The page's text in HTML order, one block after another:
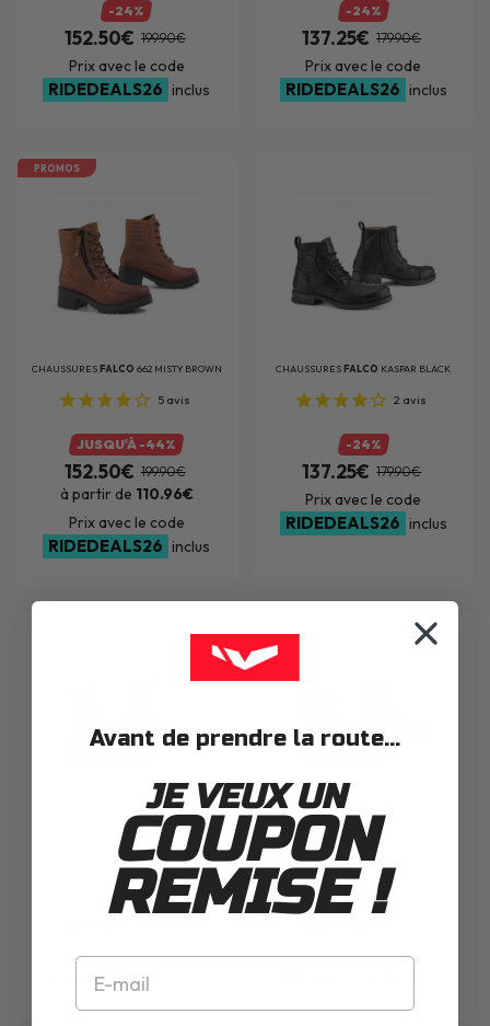
-24%
152.50€ 199.90€
Prix avec le code
RIDEDEALS26 inclus
-24%
137.25€ 179.90€
Prix avec le code
RIDEDEALS26 inclus
PROMOS
CHAUSSURESFALCO 662 MISTY BROWN
5avis
JUSQU'À -44%
152.50€ 199.90€
à partir de 110.96€
Prix avec le code
RIDEDEALS26 inclus
CHAUSSURESFALCO KASPAR BLACK
2 avis
-24%
137.25€ 179.90€
Prix avec le code
RIDEDEALS26 inclus
FALCOVIKY CAMEL
BROWN
2 avis
-24%
Prix avec le code
RIDEDEALS26
CHAUSSURES FALCO GORDON 2 BLACK
-24%
Prix avec le code
Avant de prendre la route...
JE VEUX UN
COUPON
REMISE !